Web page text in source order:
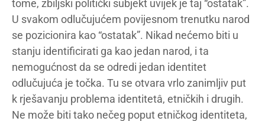
tome, zbiljski politički subjekt uvijek je taj “ostatak”.
U svakom odlučujućem povijesnom trenutku narod
se pozicionira kao “ostatak”. Nikad nećemo biti u
stanju identificirati ga kao jedan narod, i ta
nemogućnost da se odredi jedan identitet
odlučujuća je točka. Tu se otvara vrlo zanimljiv put
k rješavanju problema identitetâ, etničkih i drugih.
Ne može biti tako nečeg poput etničkog identiteta,